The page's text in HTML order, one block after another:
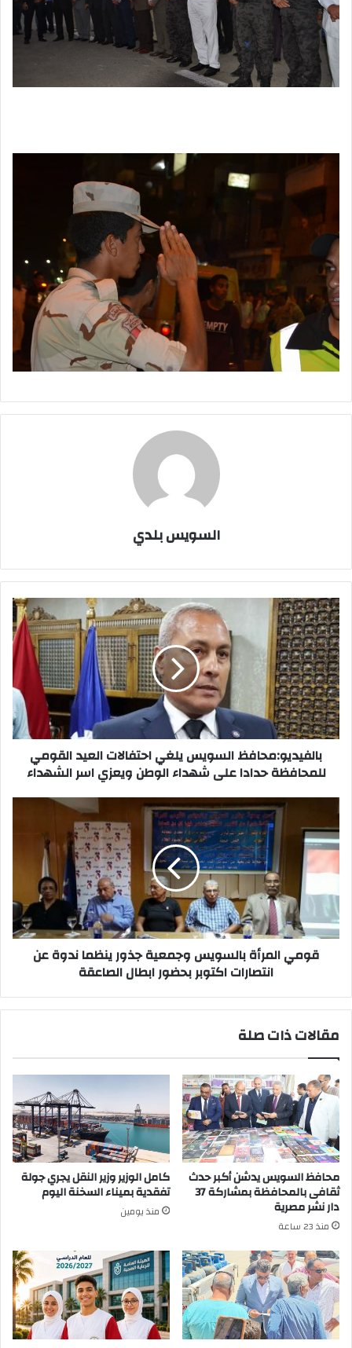
السويس بلدي
بالفيديو:محافظ
السويس
يلغي
احتفالات
العيد
القومي
للمحافظة
حدادا
على
شهداء
الوطن
اسر
الشهداء
بالفيديو:محافظ السويس يلغي احتفالات العيد القومي
للمحافظة حدادا على شهداء الوطن ويعزي اسر الشهداء
بالسويس
وجمعية
جذور
ندوة
عن
انتصارات
اكتوبر
الصاعقة
قومي المرأة بالسويس وجمعية جذور ينظما ندوة عن
انتصارات اكتوبر بحضور ابطال الصاعقة
مقالات ذات صلة
محافظ السويس يدشن أكبر حدث
ثقافى بالمحافظة بمشاركة 37
دار نشر مصرية
منذ 23 ساعة
كامل الوزير وزير النقل يجري جولة
تفقدية بميناء السخنة اليوم
منذ يومين